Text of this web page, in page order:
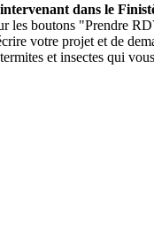
dans le
les boutons "Prendre
votre projet et de
et insectes qui